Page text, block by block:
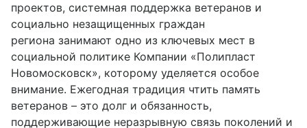
проектов, системная поддержка ветеранов и
социально незащищенных граждан
региона занимают одно из ключевых мест в
социальной политике Компании «Полипласт
Новомосковск», которому уделяется особое
внимание. Ежегодная традиция чтить память
ветеранов – это долг и обязанность,
поддерживающие неразрывную связь поколений и